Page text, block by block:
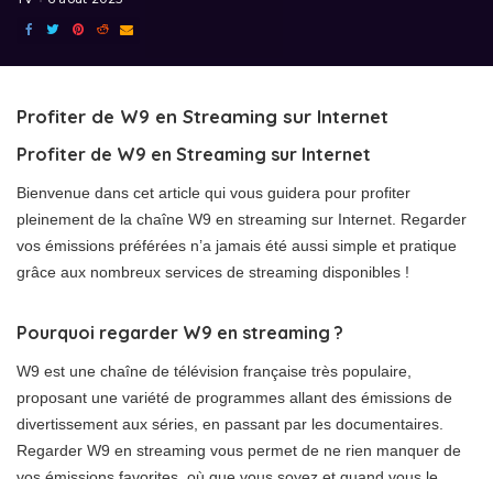
Profiter de W9 en Streaming sur Internet
Profiter de W9 en Streaming sur Internet
Bienvenue dans cet article qui vous guidera pour profiter
pleinement de la chaîne W9 en streaming sur Internet. Regarder
vos émissions préférées n’a jamais été aussi simple et pratique
grâce aux nombreux services de streaming disponibles !
Pourquoi regarder W9 en streaming ?
W9 est une chaîne de télévision française très populaire,
proposant une variété de programmes allant des émissions de
divertissement aux séries, en passant par les documentaires.
Regarder W9 en streaming vous permet de ne rien manquer de